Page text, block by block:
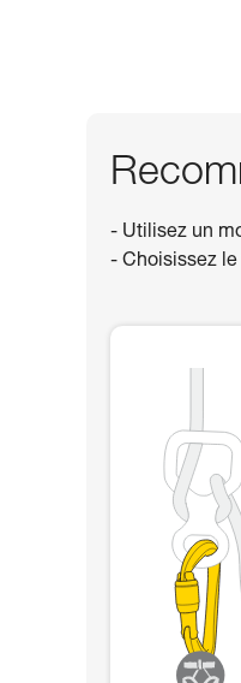
- Utilisez un
- Choisissez